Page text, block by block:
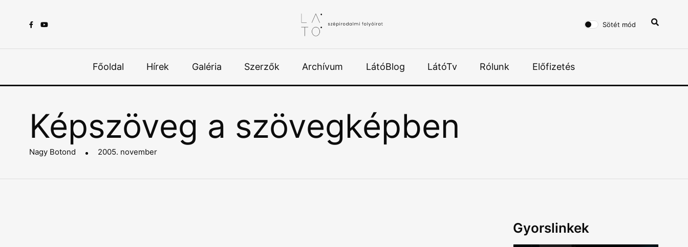
Sötét mód
Főoldal Hírek Galéria Szerzők Archívum LátóBlog LátóTv Rólunk Előfizetés
Képszöveg a szövegképben
Nagy Botond 2005. november
Gyorslinkek